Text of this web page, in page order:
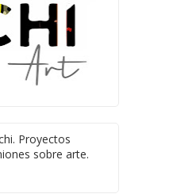
Proyectos
sobre arte.